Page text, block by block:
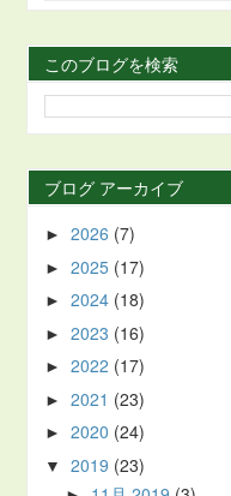
このブログを検索
ブログ アーカイブ
►2026 (7)
►2025 (17)
►2024 (18)
►2023 (16)
►2022 (17)
►2021 (23)
►2020 (24)
▼2019 (23)